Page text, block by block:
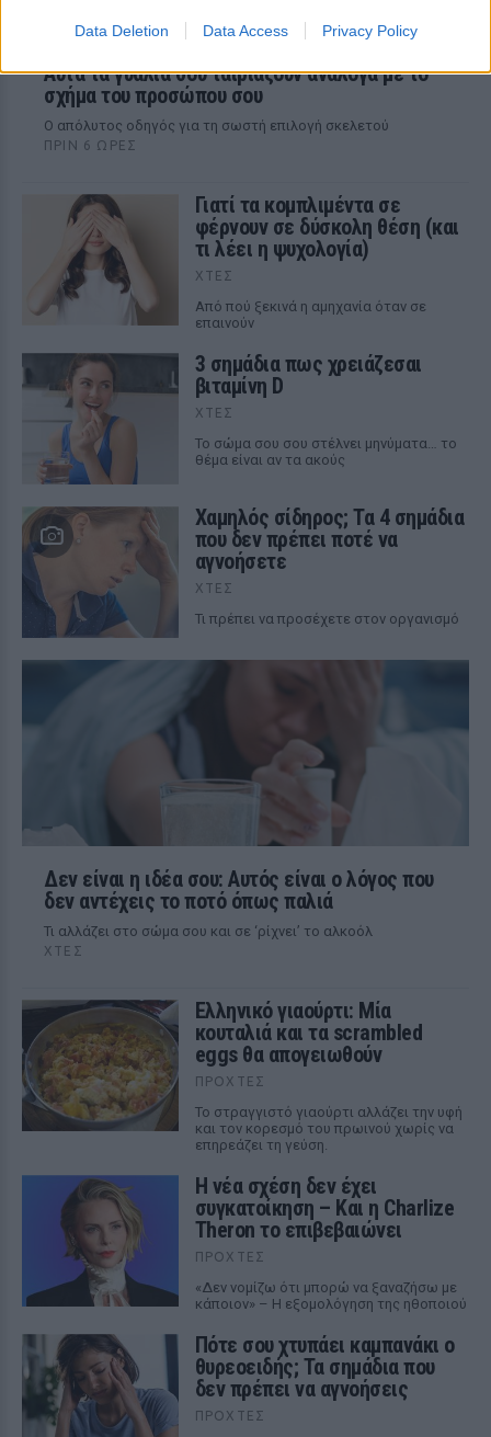
Data Deletion Data Access Privacy Policy
Αυτά τα γυαλιά σου ταιριάζουν ανάλογα με το
σχήμα του προσώπου σου
Ο απόλυτος οδηγός για τη σωστή επιλογή σκελετού
ΠΡΙΝ 6 ΏΡΕΣ
Γιατί τα κομπλιμέντα σε
φέρνουν σε δύσκολη θέση (και
τι λέει η ψυχολογία)
ΧΤΕΣ
Από πού ξεκινά η αμηχανία όταν σε
επαινούν
3 σημάδια πως χρειάζεσαι
βιταμίνη D
ΧΤΕΣ
Το σώμα σου σου στέλνει μηνύματα… το
θέμα είναι αν τα ακούς
Χαμηλός σίδηρος; Τα 4 σημάδια
που δεν πρέπει ποτέ να
αγνοήσετε
ΧΤΕΣ
Τι πρέπει να προσέχετε στον οργανισμό
Δεν είναι η ιδέα σου: Αυτός είναι ο λόγος που
δεν αντέχεις το ποτό όπως παλιά
Τι αλλάζει στο σώμα σου και σε ‘ρίχνει’ το αλκοόλ
ΧΤΕΣ
Ελληνικό γιαούρτι: Μία
κουταλιά και τα scrambled
eggs θα απογειωθούν
ΠΡΟΧΤΈΣ
Το στραγγιστό γιαούρτι αλλάζει την υφή
και τον κορεσμό του πρωινού χωρίς να
επηρεάζει τη γεύση.
Η νέα σχέση δεν έχει
συγκατοίκηση – Και η Charlize
Theron το επιβεβαιώνει
ΠΡΟΧΤΈΣ
«Δεν νομίζω ότι μπορώ να ξαναζήσω με
κάποιον» – Η εξομολόγηση της ηθοποιού
Πότε σου χτυπάει καμπανάκι ο
θυρεοειδής; Τα σημάδια που
δεν πρέπει να αγνοήσεις
ΠΡΟΧΤΈΣ